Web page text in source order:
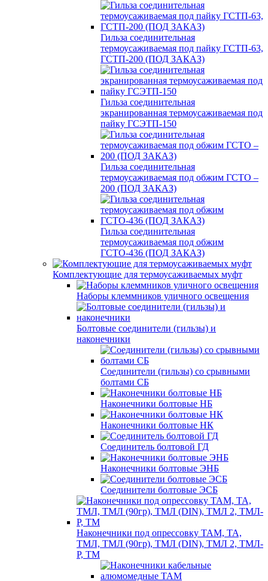
Гильза соединительная
термоусаживаемая под пайку ГСТП-63,
ГСТП-200 (ПОД ЗАКАЗ)
Гильза соединительная
экранированная термоусаживаемая под
пайку ГСЭТП-150
Гильза соединительная
термоусаживаемая под обжим ГСТО –
200 (ПОД ЗАКАЗ)
Гильза соединительная
термоусаживаемая под обжим
ГСТО-436 (ПОД ЗАКАЗ)
Комплектующие для термоусаживаемых муфт
Наборы клеммников уличного освещения
Болтовые соединители (гильзы) и
наконечники
Соединители (гильзы) со срывными
болтами СБ
Наконечники болтовые НБ
Наконечники болтовые НК
Соединитель болтовой ГД
Наконечники болтовые ЭНБ
Соединители болтовые ЭСБ
Наконечники под опрессовку ТАМ, ТА,
ТМЛ, ТМЛ (90гр), ТМЛ (DIN), ТМЛ 2, ТМЛ-
Р, ТМ